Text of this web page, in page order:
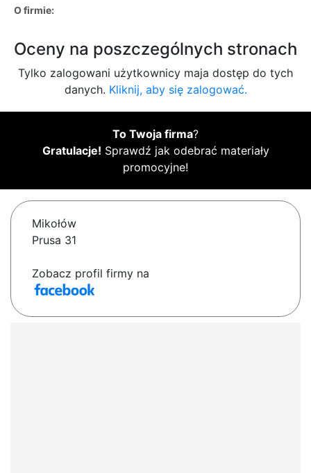
O firmie:
Oceny na poszczególnych stronach
Tylko zalogowani użytkownicy maja dostęp do tych
danych. Kliknij, aby się zalogować.
To Twoja firma?
Gratulacje! Sprawdź jak odebrać materiały
promocyjne!
Mikołów
Prusa 31
Zobacz profil firmy na